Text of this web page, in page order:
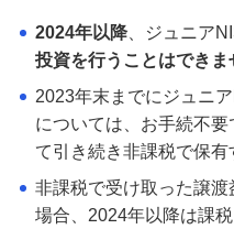
投資信託の非課税期間
iDeCo：イデコ（個人型
投資信託
2024年以降、ジュニア
投資を行うことはできま
2023年末までにジュニ
については、お手続不要
て引き続き非課税で保有
非課税で受け取った譲
場合、2024年以降は課税